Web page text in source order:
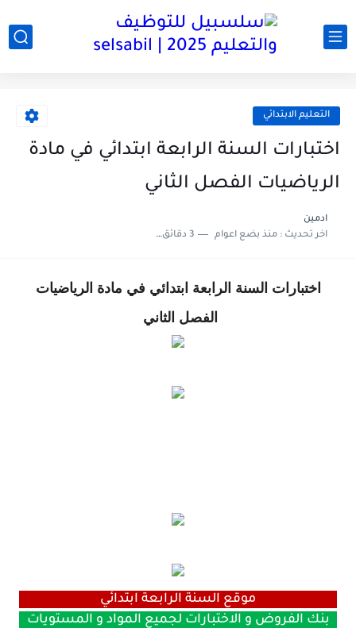
التعليم الابتدائي
اختبارات السنة الرابعة ابتدائي في مادة
الرياضيات الفصل الثاني
ادمين
اخر تحديث :منذ بضع اعوام 3 دقائق للقراءة
اختبارات السنة الرابعة ابتدائي في مادة الرياضيات
الفصل الثاني
موقع السنة الرابعة ابتدائي
بنك الفروض و الاختبارات لجميع المواد و المستويات